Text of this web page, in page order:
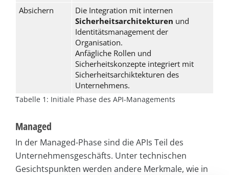
Absichern
Die Integration mit internen
Sicherheitsarchitekturen und
Identitätsmanagement der
Organisation.
Anfägliche Rollen und
Sicherheitskonzepte integriert mit
Sicherheitsarchiktekturen des
Unternehmens.
Tabelle 1: Initiale Phase des API-Managements
Managed
In der Managed-Phase sind die APIs Teil des
Unternehmensgeschäfts. Unter technischen
Gesichtspunkten werden andere Merkmale, wie in